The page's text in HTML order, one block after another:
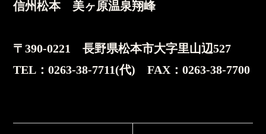
信州松本 美ヶ原温泉翔峰
〒390-0221 長野県松本市大字里山辺527
TEL：0263-38-7711(代) FAX：0263-38-7700